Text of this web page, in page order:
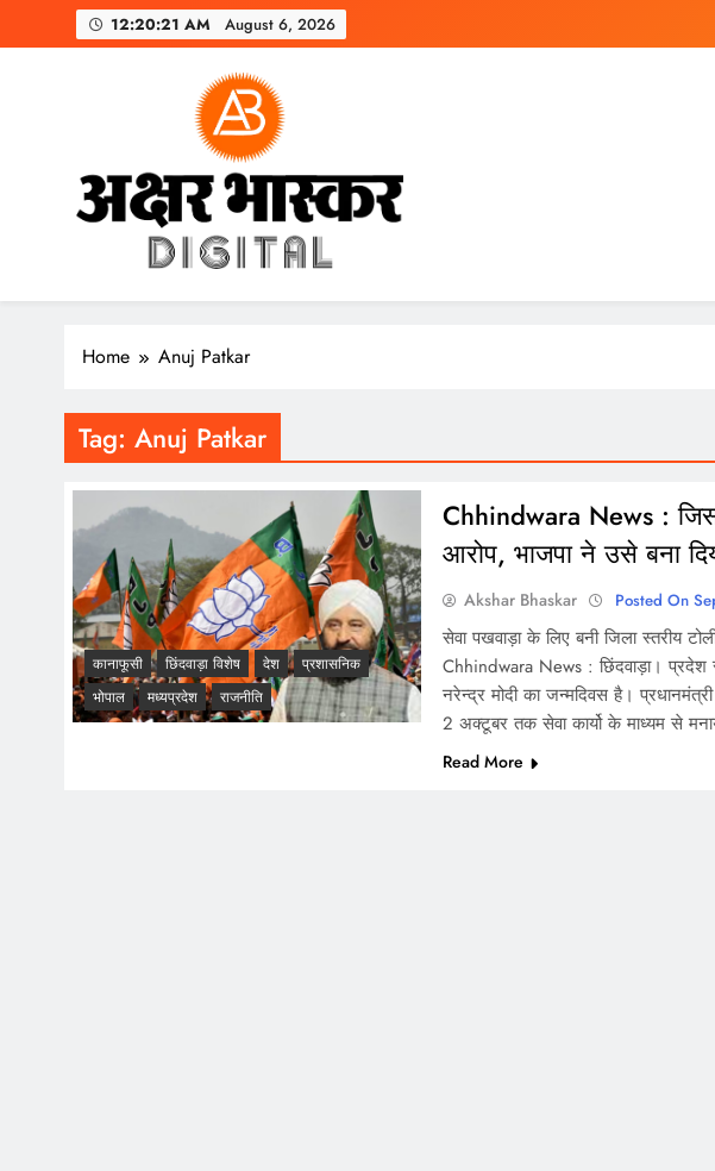
to
12:20:22 AM August 6, 2026
अक्षर भास्कर
डिजिटल
Home Anuj Patkar
Tag: Anuj Patkar
कानाफूसी छिंदवाड़ा विशेष देश
प्रशासनिक
भोपाल
मध्यप्रदेश राजनीति
Chhindwara News :
आरोप, भाजपा ने उसे बना
Akshar Bhaskar Posted On
सेवा पखवाड़ा के लिए बनी जिला स्तरीय
Chhindwara News : छिंदवाड़ा। प्रदेश
नरेन्द्र मोदी का जन्मदिवस है।
2 अक्टूबर तक सेवा कार्यो के माध्यम से
Read More